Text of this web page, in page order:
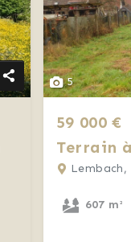
5
59 000 €
Terrain
Lembach,
607 m²